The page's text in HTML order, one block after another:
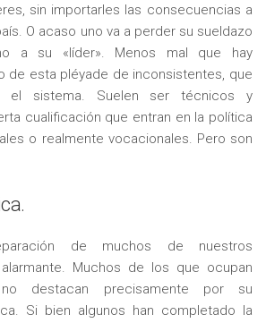
sin importarles las consecuencias a
O acaso uno va a perder su sueldazo
a su «líder». Menos mal que hay
de esta pléyade de inconsistentes, que
el sistema. Suelen ser técnicos y
cualificación que entran en la política
o realmente vocacionales. Pero son
de muchos de nuestros
Muchos de los que ocupan
destacan precisamente por su
Si bien algunos han completado la